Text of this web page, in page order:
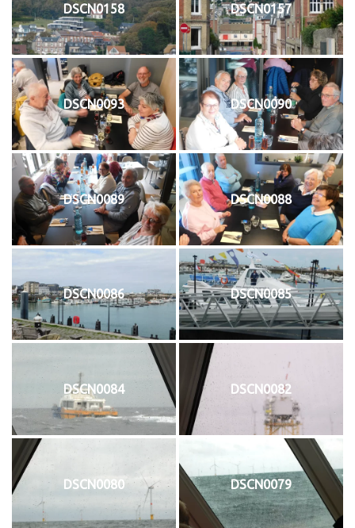
DSCN0158 DSCN0157
DSCN0093 DSCN0090
DSCN0089 DSCN0088
DSCN0086 DSCN0085
DSCN0084 DSCN0082
DSCN0080 DSCN0079